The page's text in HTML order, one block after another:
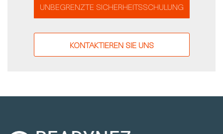
UNBEGRENZTE SICHERHEITSSCHULUNG
KONTAKTIEREN SIE UNS